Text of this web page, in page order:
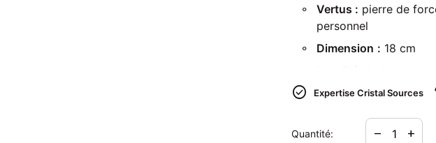
Vertus : pierre de
personnel
Dimension : 18 cm
check_circle Expertise Cristal Sources
Quantité:
Diminuer la
remove add